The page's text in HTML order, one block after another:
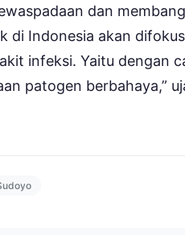
dan
di Indonesia akan
infeksi. Yaitu dengan
patogen berbahaya,”